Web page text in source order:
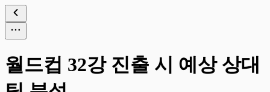
월드컵 32강 진출 시 예상 상대